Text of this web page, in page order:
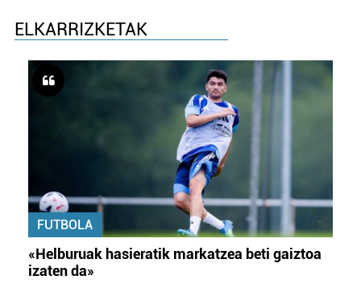
ELKARRIZKETAK
FUTBOLA
«Helburuak hasieratik markatzea beti gaiztoa
izaten da»